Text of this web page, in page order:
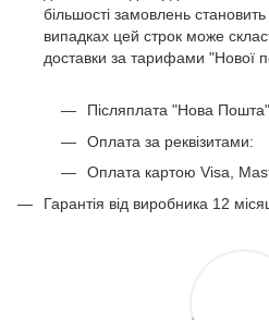
Комп'ютерні столи лофт
Письмові столи в стилі лофт
більшості замовлень
випадках цей строк може
доставки за тарифами "Нової
Післяплата "Нова Пошта"
Оплата за реквізитами:
Оплата картою Visa,
Гарантія від виробника 12